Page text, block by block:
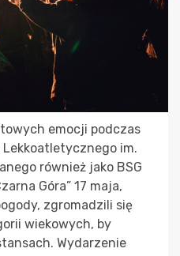
emocji podczas
Lekkoatletycznego im.
również jako BSG
Góra” 17 maja,
zgromadzili się
wiekowych, by
Wydarzenie